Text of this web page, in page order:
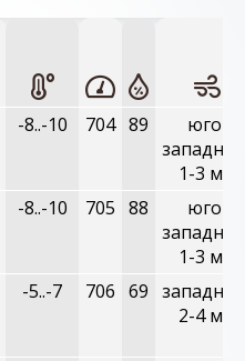
-8..-10 704 89
юго-
1-3 м/с
-8..-10 705 88
юго-
1-3 м/с
-5..-7 706 69
2-4 м/с